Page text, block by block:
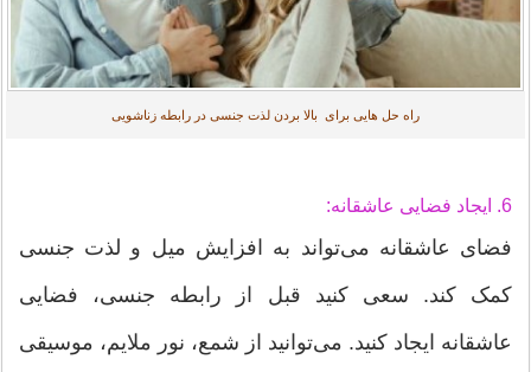
راه حل هایی برای بالا بردن لذت جنسی در رابطه زناشویی
6. ایجاد فضایی عاشقانه:
فضای عاشقانه می‌تواند به افزایش میل و لذت جنسی
کمک کند. سعی کنید قبل از رابطه جنسی، فضایی
عاشقانه ایجاد کنید. می‌توانید از شمع، نور ملایم، موسیقی